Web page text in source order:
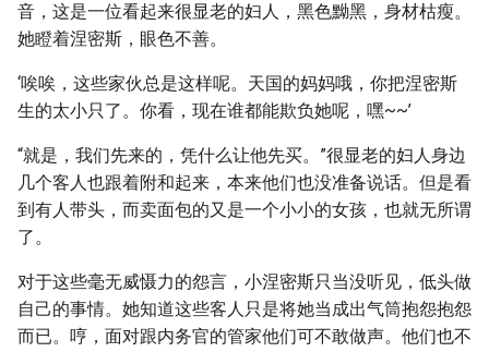
音，这是一位看起来很显老的妇人，黑色黝黑，身材枯瘦。
她瞪着涅密斯，眼色不善。
‘唉唉，这些家伙总是这样呢。天国的妈妈哦，你把涅密斯
生的太小只了。你看，现在谁都能欺负她呢，嘿~~’
“就是，我们先来的，凭什么让他先买。”很显老的妇人身边
几个客人也跟着附和起来，本来他们也没准备说话。但是看
到有人带头，而卖面包的又是一个小小的女孩，也就无所谓
了。
对于这些毫无威慑力的怨言，小涅密斯只当没听见，低头做
自己的事情。她知道这些客人只是将她当成出气筒抱怨抱怨
而已。哼，面对跟内务官的管家他们可不敢做声。他们也不